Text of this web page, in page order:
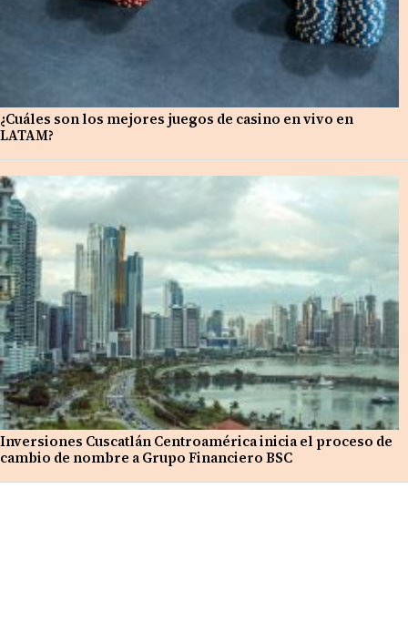
¿Cuáles son los mejores juegos de casino en vivo en
LATAM?
Inversiones Cuscatlán Centroamérica inicia el proceso de
cambio de nombre a Grupo Financiero BSC